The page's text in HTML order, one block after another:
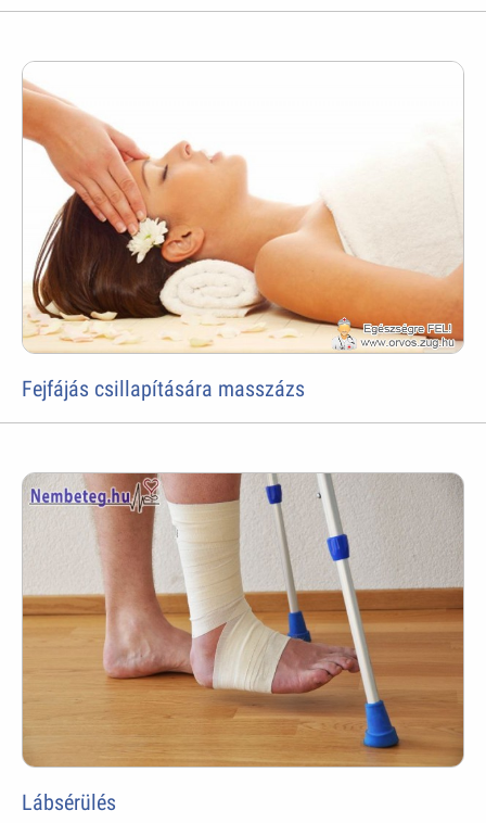
Fejfájás csillapítására masszázs
Lábsérülés